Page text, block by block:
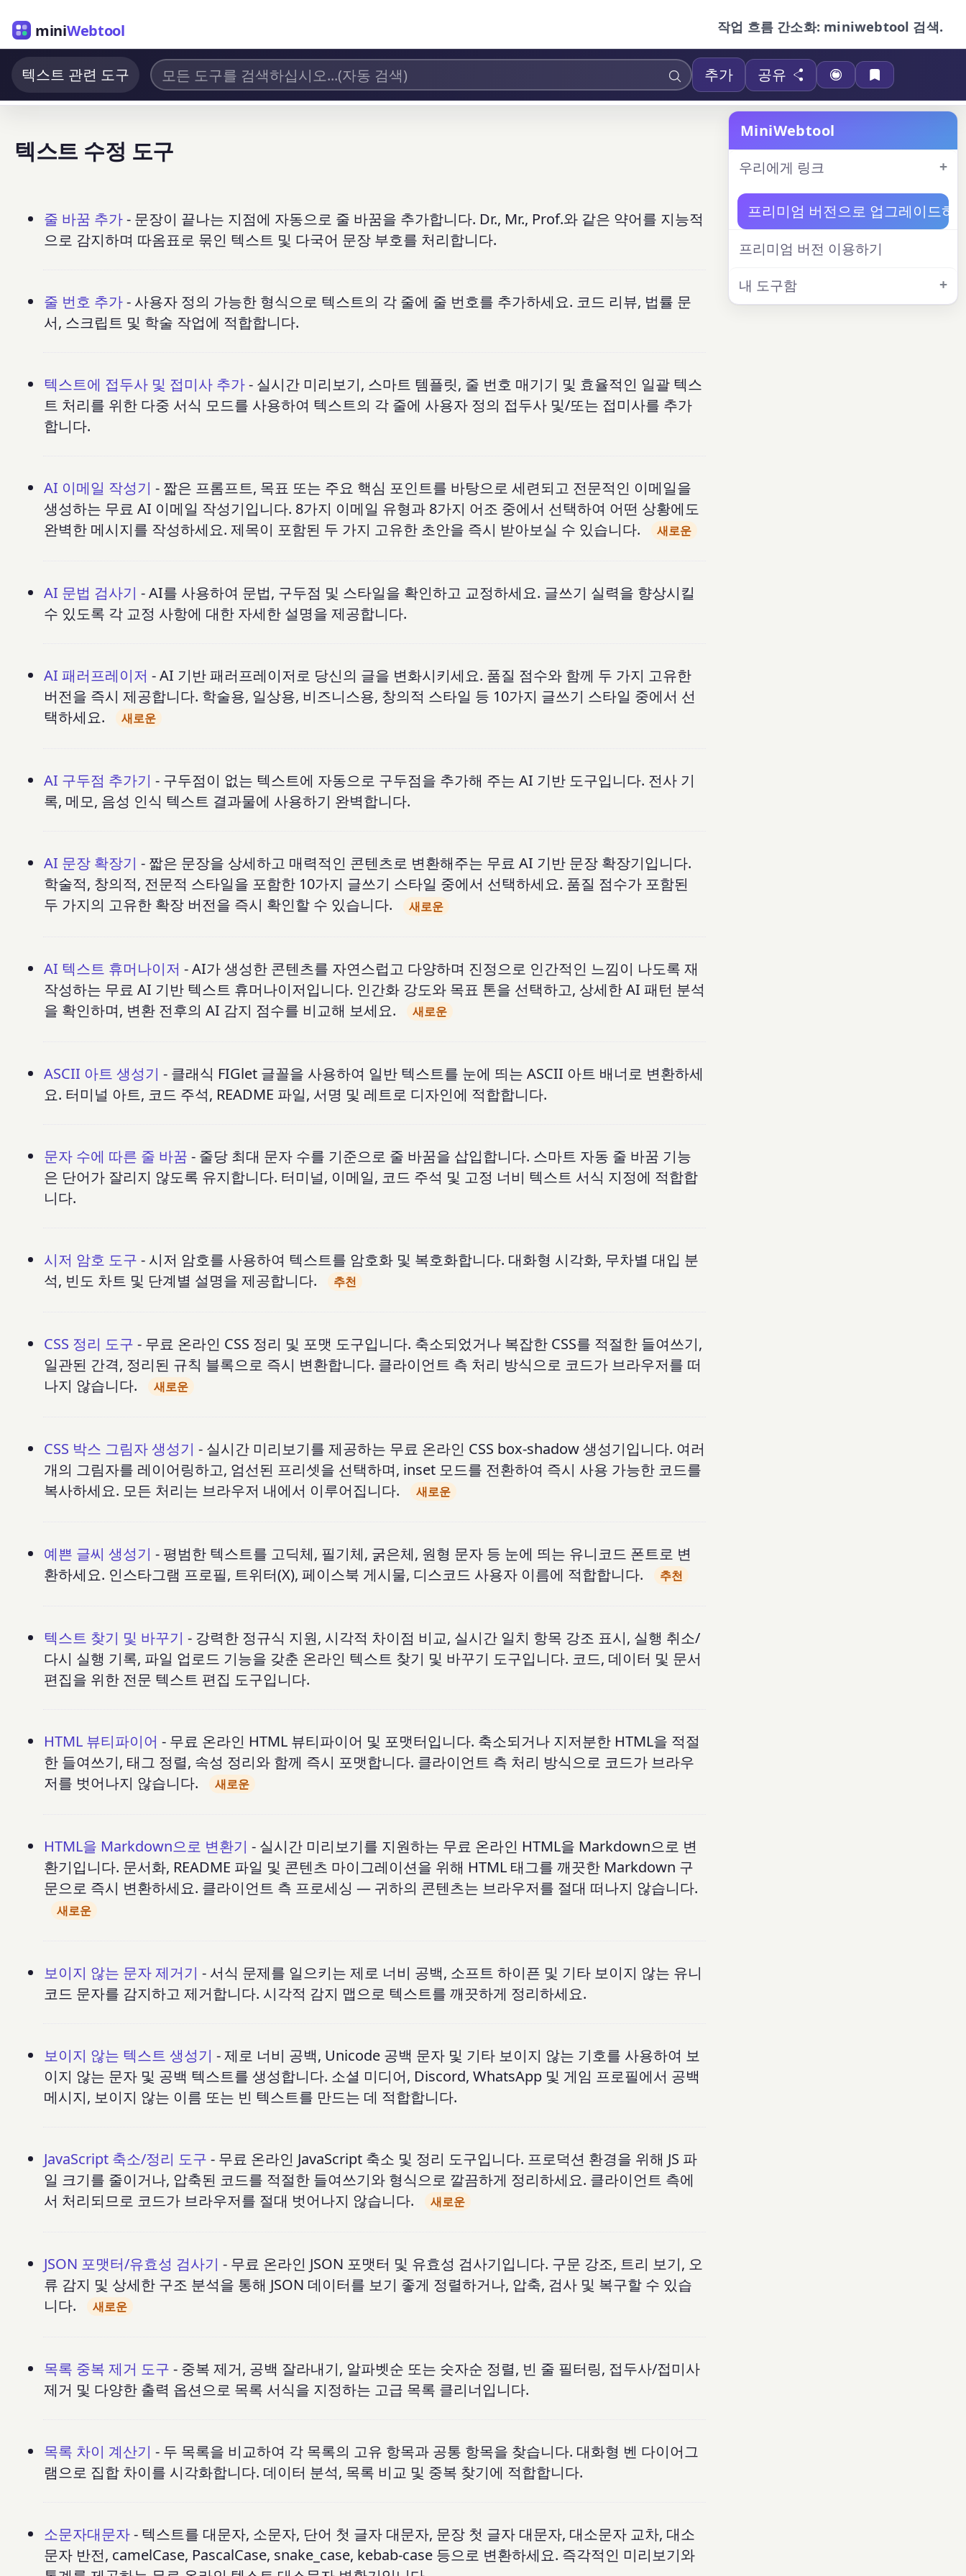
miniWebtool 작업 흐름 간소화: miniwebtool 검색.
텍스트 관련 도구 추가 공유
텍스트 수정 도구
줄 바꿈 추가- 문장이 끝나는 지점에 자동으로 줄 바꿈을 추가합니다. Dr., Mr., Prof.와 같은 약어를 지능적
으로 감지하며 따옴표로 묶인 텍스트 및 다국어 문장 부호를 처리합니다.
줄 번호 추가- 사용자 정의 가능한 형식으로 텍스트의 각 줄에 줄 번호를 추가하세요. 코드 리뷰, 법률 문
서, 스크립트 및 학술 작업에 적합합니다.
텍스트에 접두사 및 접미사 추가- 실시간 미리보기, 스마트 템플릿, 줄 번호 매기기 및 효율적인 일괄 텍스
트 처리를 위한 다중 서식 모드를 사용하여 텍스트의 각 줄에 사용자 정의 접두사 및/또는 접미사를 추가
합니다.
AI 이메일 작성기 - 짧은 프롬프트, 목표 또는 주요 핵심 포인트를 바탕으로 세련되고 전문적인 이메일을
생성하는 무료 AI 이메일 작성기입니다. 8가지 이메일 유형과 8가지 어조 중에서 선택하여 어떤 상황에도
완벽한 메시지를 작성하세요. 제목이 포함된 두 가지 고유한 초안을 즉시 받아보실 수 있습니다.
새로운
AI 문법 검사기 - AI를 사용하여 문법, 구두점 및 스타일을 확인하고 교정하세요. 글쓰기 실력을 향상시킬
수 있도록 각 교정 사항에 대한 자세한 설명을 제공합니다.
AI 패러프레이저 - AI 기반 패러프레이저로 당신의 글을 변화시키세요. 품질 점수와 함께 두 가지 고유한
버전을 즉시 제공합니다. 학술용, 일상용, 비즈니스용, 창의적 스타일 등 10가지 글쓰기 스타일 중에서 선
택하세요.
새로운
AI 구두점 추가기 - 구두점이 없는 텍스트에 자동으로 구두점을 추가해 주는 AI 기반 도구입니다. 전사 기
록, 메모, 음성 인식 텍스트 결과물에 사용하기 완벽합니다.
AI 문장 확장기 - 짧은 문장을 상세하고 매력적인 콘텐츠로 변환해주는 무료 AI 기반 문장 확장기입니다.
학술적, 창의적, 전문적 스타일을 포함한 10가지 글쓰기 스타일 중에서 선택하세요. 품질 점수가 포함된
두 가지의 고유한 확장 버전을 즉시 확인할 수 있습니다.
새로운
AI 텍스트 휴머나이저 - AI가 생성한 콘텐츠를 자연스럽고 다양하며 진정으로 인간적인 느낌이 나도록 재
작성하는 무료 AI 기반 텍스트 휴머나이저입니다. 인간화 강도와 목표 톤을 선택하고, 상세한 AI 패턴 분석
을 확인하며, 변환 전후의 AI 감지 점수를 비교해 보세요.
새로운
ASCII 아트 생성기 - 클래식 FIGlet 글꼴을 사용하여 일반 텍스트를 눈에 띄는 ASCII 아트 배너로 변환하세
요. 터미널 아트, 코드 주석, README 파일, 서명 및 레트로 디자인에 적합합니다.
문자 수에 따른 줄 바꿈 - 줄당 최대 문자 수를 기준으로 줄 바꿈을 삽입합니다. 스마트 자동 줄 바꿈 기능
은 단어가 잘리지 않도록 유지합니다. 터미널, 이메일, 코드 주석 및 고정 너비 텍스트 서식 지정에 적합합
니다.
시저 암호 도구 - 시저 암호를 사용하여 텍스트를 암호화 및 복호화합니다. 대화형 시각화, 무차별 대입 분
석, 빈도 차트 및 단계별 설명을 제공합니다.
추천
CSS 정리 도구 - 무료 온라인 CSS 정리 및 포맷 도구입니다. 축소되었거나 복잡한 CSS를 적절한 들여쓰기,
일관된 간격, 정리된 규칙 블록으로 즉시 변환합니다. 클라이언트 측 처리 방식으로 코드가 브라우저를 떠
나지 않습니다.
새로운
CSS 박스 그림자 생성기 - 실시간 미리보기를 제공하는 무료 온라인 CSS box-shadow 생성기입니다. 여러
개의 그림자를 레이어링하고, 엄선된 프리셋을 선택하며, inset 모드를 전환하여 즉시 사용 가능한 코드를
복사하세요. 모든 처리는 브라우저 내에서 이루어집니다.
새로운
예쁜 글씨 생성기 - 평범한 텍스트를 고딕체, 필기체, 굵은체, 원형 문자 등 눈에 띄는 유니코드 폰트로 변
환하세요. 인스타그램 프로필, 트위터(X), 페이스북 게시물, 디스코드 사용자 이름에 적합합니다.
추천
텍스트 찾기 및 바꾸기 - 강력한 정규식 지원, 시각적 차이점 비교, 실시간 일치 항목 강조 표시, 실행 취소/
다시 실행 기록, 파일 업로드 기능을 갖춘 온라인 텍스트 찾기 및 바꾸기 도구입니다. 코드, 데이터 및 문서
편집을 위한 전문 텍스트 편집 도구입니다.
HTML 뷰티파이어 - 무료 온라인 HTML 뷰티파이어 및 포맷터입니다. 축소되거나 지저분한 HTML을 적절
한 들여쓰기, 태그 정렬, 속성 정리와 함께 즉시 포맷합니다. 클라이언트 측 처리 방식으로 코드가 브라우
저를 벗어나지 않습니다.
새로운
HTML을 Markdown으로 변환기 - 실시간 미리보기를 지원하는 무료 온라인 HTML을 Markdown으로 변
환기입니다. 문서화, README 파일 및 콘텐츠 마이그레이션을 위해 HTML 태그를 깨끗한 Markdown 구
문으로 즉시 변환하세요. 클라이언트 측 프로세싱 — 귀하의 콘텐츠는 브라우저를 절대 떠나지 않습니다.
새로운
보이지 않는 문자 제거기 - 서식 문제를 일으키는 제로 너비 공백, 소프트 하이픈 및 기타 보이지 않는 유니
코드 문자를 감지하고 제거합니다. 시각적 감지 맵으로 텍스트를 깨끗하게 정리하세요.
보이지 않는 텍스트 생성기 - 제로 너비 공백, Unicode 공백 문자 및 기타 보이지 않는 기호를 사용하여 보
이지 않는 문자 및 공백 텍스트를 생성합니다. 소셜 미디어, Discord, WhatsApp 및 게임 프로필에서 공백
메시지, 보이지 않는 이름 또는 빈 텍스트를 만드는 데 적합합니다.
JavaScript 축소/정리 도구 - 무료 온라인 JavaScript 축소 및 정리 도구입니다. 프로덕션 환경을 위해 JS 파
일 크기를 줄이거나, 압축된 코드를 적절한 들여쓰기와 형식으로 깔끔하게 정리하세요. 클라이언트 측에
서 처리되므로 코드가 브라우저를 절대 벗어나지 않습니다.
새로운
JSON 포맷터/유효성 검사기 - 무료 온라인 JSON 포맷터 및 유효성 검사기입니다. 구문 강조, 트리 보기, 오
류 감지 및 상세한 구조 분석을 통해 JSON 데이터를 보기 좋게 정렬하거나, 압축, 검사 및 복구할 수 있습
니다.
새로운
목록 중복 제거 도구 - 중복 제거, 공백 잘라내기, 알파벳순 또는 숫자순 정렬, 빈 줄 필터링, 접두사/접미사
제거 및 다양한 출력 옵션으로 목록 서식을 지정하는 고급 목록 클리너입니다.
목록 차이 계산기 - 두 목록을 비교하여 각 목록의 고유 항목과 공통 항목을 찾습니다. 대화형 벤 다이어그
램으로 집합 차이를 시각화합니다. 데이터 분석, 목록 비교 및 중복 찾기에 적합합니다.
소문자대문자- 텍스트를 대문자, 소문자, 단어 첫 글자 대문자, 문장 첫 글자 대문자, 대소문자 교차, 대소
문자 반전, camelCase, PascalCase, snake_case, kebab-case 등으로 변환하세요. 즉각적인 미리보기와
MiniWebtool
우리에게 링크
프리미엄 버전으로 업그레이드하
프리미엄 버전 이용하기
내 도구함